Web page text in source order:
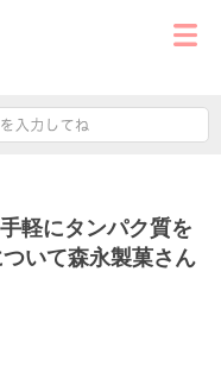
軽にタンパク質を
いて森永製菓さん